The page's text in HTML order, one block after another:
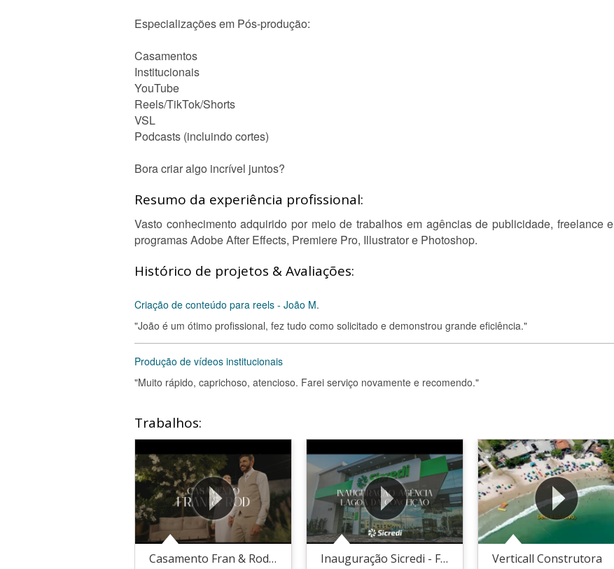
Especializações em Pós-produção:
Casamentos
Institucionais
YouTube
Reels/TikTok/Shorts
VSL
Podcasts (incluindo cortes)
Bora criar algo incrível juntos?
Resumo da experiência profissional:
Vasto conhecimento adquirido por meio de trabalhos em agências de publicidade, freelance
programas Adobe After Effects, Premiere Pro, Illustrator e Photoshop.
Histórico de projetos & Avaliações:
Criação de conteúdo para reels - João M.
"João é um ótimo profissional, fez tudo como solicitado e demonstrou grande eficiência."
Produção de vídeos institucionais
"Muito rápido, caprichoso, atencioso. Farei serviço novamente e recomendo."
Trabalhos:
Casamento Fran & Rod - Filme completo Inauguração Sicredi - Florianópolis Verticall Construtora